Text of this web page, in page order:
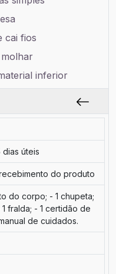
cai fios
inferior
dias úteis
do produto
do corpo; - 1 chupeta;
1 fralda; - 1 certidão de
de cuidados.